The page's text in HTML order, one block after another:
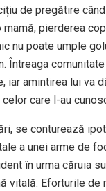
de pregătire
mamă, pierderea
nu poate umple
Întreaga
iar amintirea lui va
care l-au
se conturează
a unei arme de
în urma căruia
vitală. Eforturile de